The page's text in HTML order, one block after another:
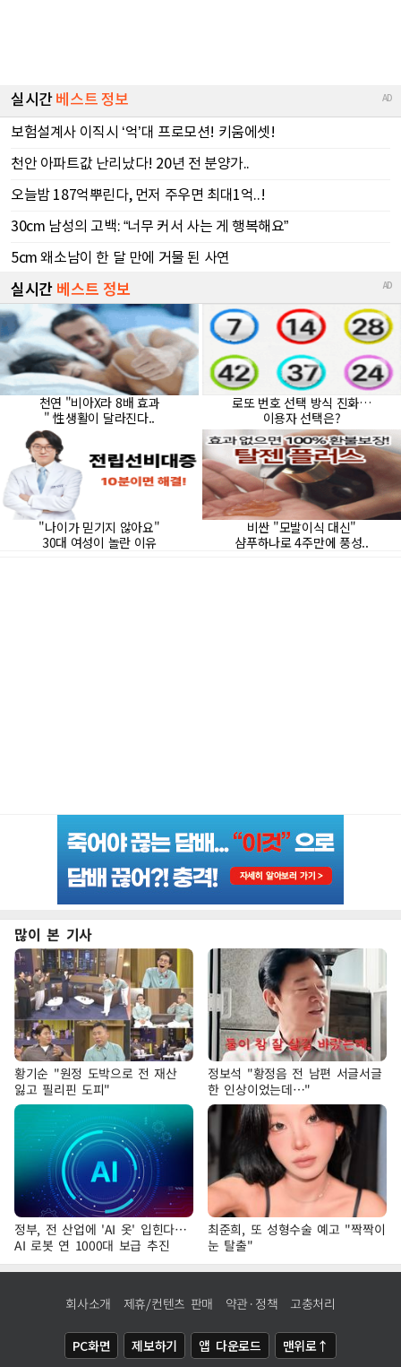
많이 본 기사
황기순 "원정 도박으로 전 재산
잃고 필리핀 도피"
정보석 "황정음 전 남편 서글서글
한 인상이었는데…"
정부, 전 산업에 'AI 옷' 입힌다…
AI 로봇 연 1000대 보급 추진
최준희, 또 성형수술 예고 "짝짝이
눈 탈출"
회사소개 제휴/컨텐츠 판매 약관·정책 고충처리
PC화면 제보하기 앱 다운로드 맨위로↑